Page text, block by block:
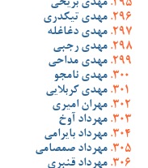
مهدی بریحی
مهدی تیکدری
مهدی دغاغله
مهدی رجبی
مهدی مداحی
مهدی نامجو
مهدی کربلایی
مهران امیری
مهرداد آوخ
مهرداد بایرامی
مهرداد صمصامی
مهرداد قنبری